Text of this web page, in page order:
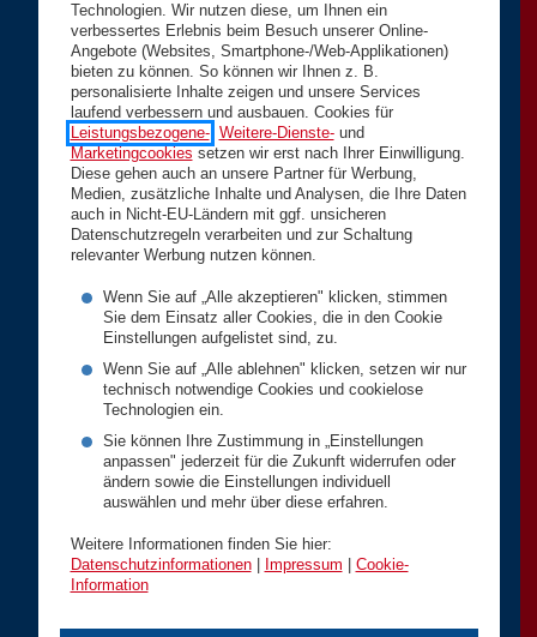
Technologien. Wir nutzen diese, um Ihnen ein
verbessertes Erlebnis beim Besuch unserer Online-
Angebote (Websites, Smartphone-/Web-Applikationen)
bieten zu können. So können wir Ihnen z. B.
personalisierte Inhalte zeigen und unsere Services
laufend verbessern und ausbauen. Cookies für
Leistungsbezogene-, Weitere-Dienste-und
Marketingcookies setzen wir erst nach Ihrer Einwilligung.
Diese gehen auch an unsere Partner für Werbung,
Medien, zusätzliche Inhalte und Analysen, die Ihre Daten
auch in Nicht-EU-Ländern mit ggf. unsicheren
Datenschutzregeln verarbeiten und zur Schaltung
relevanter Werbung nutzen können.
Wenn Sie auf „Alle akzeptieren" klicken, stimmen
Sie dem Einsatz aller Cookies, die in den Cookie
Einstellungen aufgelistet sind, zu.
Wenn Sie auf „Alle ablehnen" klicken, setzen wir nur
technisch notwendige Cookies und cookielose
Technologien ein.
Sie können Ihre Zustimmung in „Einstellungen
anpassen" jederzeit für die Zukunft widerrufen oder
ändern sowie die Einstellungen individuell
auswählen und mehr über diese erfahren.
Weitere Informationen finden Sie hier:
Datenschutzinformationen| Impressum
Cookie-
Information